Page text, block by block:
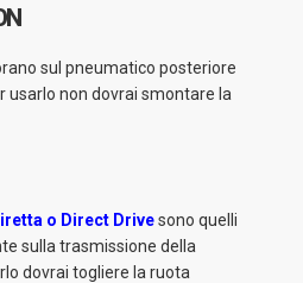
sul pneumatico posteriore
usarlo non dovrai smontare la
o Direct Drivesono quelli
sulla trasmissione della
dovrai togliere la ruota